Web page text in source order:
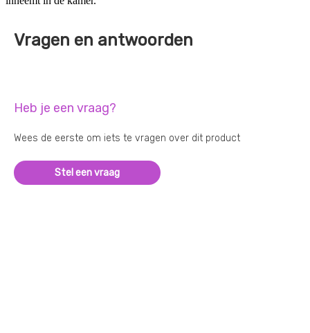
Vragen en antwoorden
Heb je een vraag?
Wees de eerste om iets te vragen over dit product
Stel een vraag